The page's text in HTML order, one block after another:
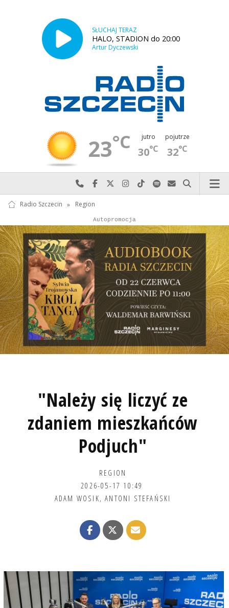
SŁUCHAJ TERAZ
HALO, STADION do 20:00
Artur Dyczewski
23°C jutro
30°C
pojutrze
32°C
Najlepiej po prostu do nas zadzwoń
Odwiedź nas na Facebook-u
Odwiedź nas na X
Odwiedź nas na Instagram-ie
Odwiedź nas na TikTok-u
Szukaj nas na Spotify
Wyślij do nas
Szukaj
Radio Szczecin » Region
Reklama
Autopromocja
"Należy się liczyć ze
zdaniem mieszkańców
Podjuch"
REGION
2026-05-17 10:49
ADAM WOSIK,ANTONI STEFAŃSKI